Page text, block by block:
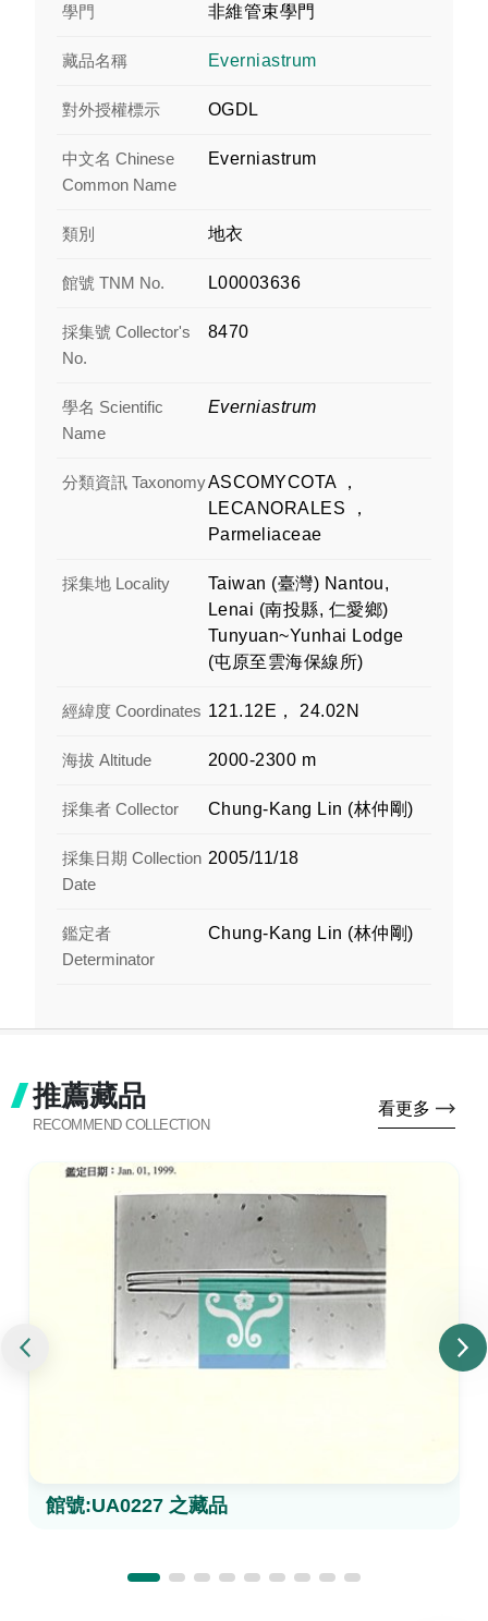
學門 非維管束學門
藏品名稱 Everniastrum
對外授權標示 OGDL
中文名 Chinese
Common Name
Everniastrum
類別 地衣
館號 TNM No. L00003636
採集號 Collector's
No.
8470
學名 Scientific
Name
Everniastrum
分類資訊 TaxonomyASCOMYCOTA ，
LECANORALES ，
Parmeliaceae
採集地 Locality
Taiwan (臺灣) Nantou,
Lenai (南投縣, 仁愛鄉)
Tunyuan~Yunhai Lodge
(屯原至雲海保線所)
經緯度 Coordinates 121.12E， 24.02N
海拔 Altitude 2000-2300 m
採集者 Collector Chung-Kang Lin (林仲剛)
採集日期 Collection
Date
2005/11/18
鑑定者
Determinator
Chung-Kang Lin (林仲剛)
推薦藏品
RECOMMEND COLLECTION
看更多
館號:UA0227 之藏品